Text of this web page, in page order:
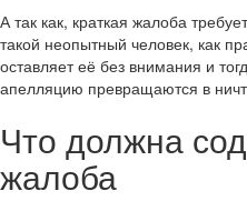
А так как, краткая жалоба
такой неопытный человек, как
оставляет её без внимания и
апелляцию превращаются в
Что должна
жалоба